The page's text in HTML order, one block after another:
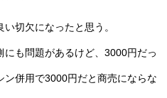
切欠になったと思う。
にも問題があるけど、3000円だっ
ン併用で3000円だと商売にならな